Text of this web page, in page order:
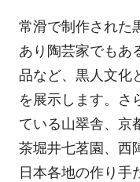
常滑で制作された
あり陶芸家でもあ
品など、黒人文化
を展示します。さ
ている山翠舎、京
茶堀井七茗園、西
日本各地の作り手